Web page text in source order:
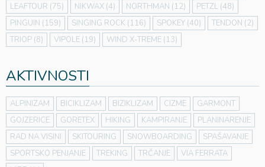
LEAFTOUR (75) NIKWAX (4) NORTHMAN (12) PETZL (48)
PINGUIN (159) SINGING ROCK (116) SPOKEY (40) TENDON (2)
TRIOP (8) VIPOLE (19) WIND X-TREME (13)
AKTIVNOSTI
ALPINIZAM BICIKLIZAM BIZIKLIZAM CIZME
GARMONT
GOJZERICE
GORETEX HIKING KAMPIRANJE
PLANINARENJE
RAD NA VISINI
SKITOURING SNOWBOARDING
SPAŠAVANJE
SPORTSKO PENJANJE
TREKING TRČANJE
VIA FERRATA